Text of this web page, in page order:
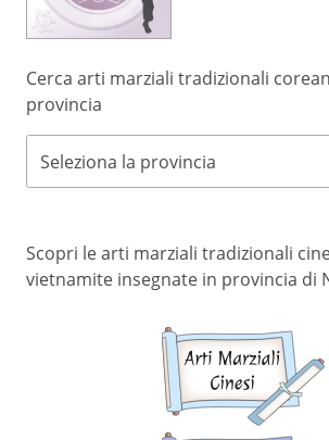
Cerca arti marziali tradizionali
provincia
Seleziona la provincia
Scopri le arti marziali tradizionali
vietnamite insegnate in provincia di